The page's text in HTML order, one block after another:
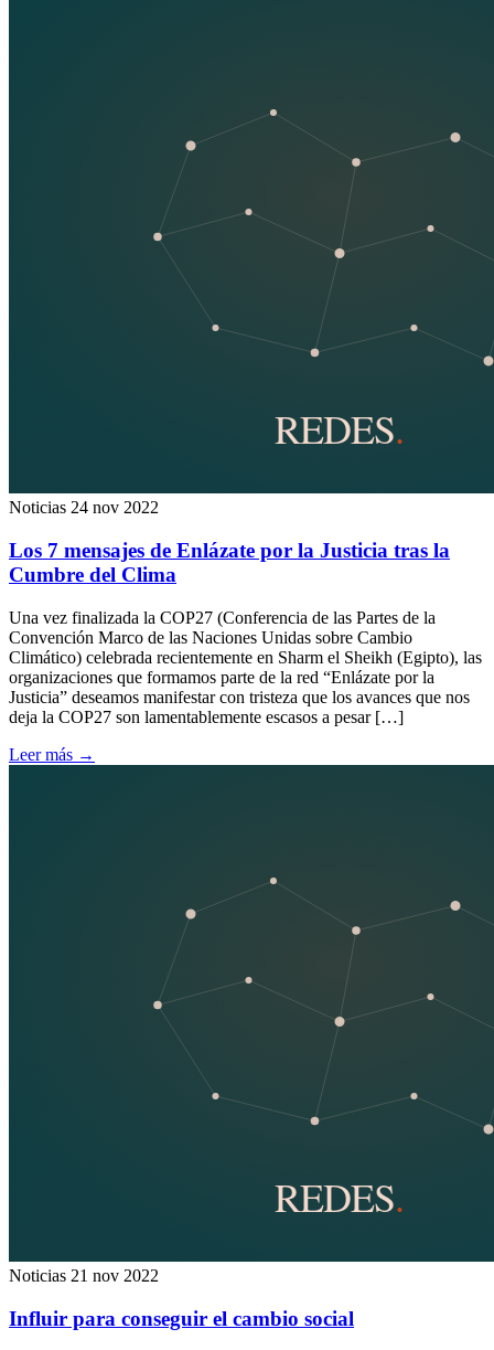
Noticias 24 nov 2022
Los 7 mensajes de Enlázate por la Justicia tras la
Cumbre del Clima
Una vez finalizada la COP27 (Conferencia de las Partes de la
Convención Marco de las Naciones Unidas sobre Cambio
Climático) celebrada recientemente en Sharm el Sheikh (Egipto), las
organizaciones que formamos parte de la red “Enlázate por la
Justicia” deseamos manifestar con tristeza que los avances que nos
deja la COP27 son lamentablemente escasos a pesar […]
Leer más →
Noticias 21 nov 2022
Influir para conseguir el cambio social